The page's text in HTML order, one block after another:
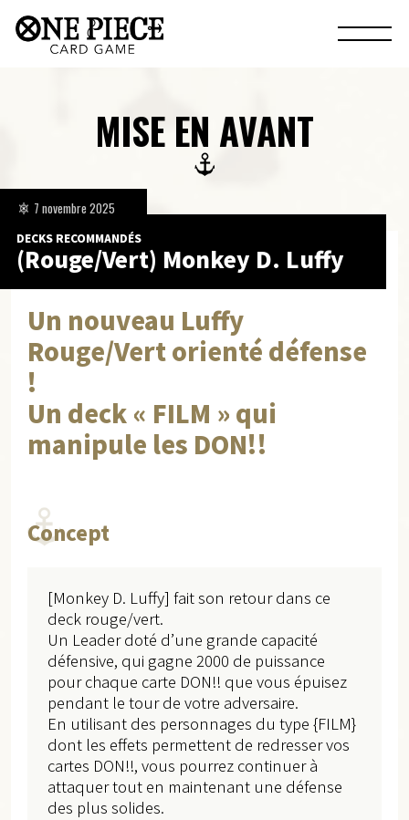
MISE EN AVANT
DECKS RECOMMANDÉS
(Rouge/Vert) Monkey D. Luffy
7 novembre 2025
Un nouveau Luffy
Rouge/Vert orienté défense
!
Un deck « FILM » qui
manipule les DON!!
Concept
[Monkey D. Luffy] fait son retour dans ce
deck rouge/vert.
Un Leader doté d’une grande capacité
défensive, qui gagne 2000 de puissance
pour chaque carte DON!! que vous épuisez
pendant le tour de votre adversaire.
En utilisant des personnages du type {FILM}
dont les effets permettent de redresser vos
cartes DON!!, vous pourrez continuer à
attaquer tout en maintenant une défense
des plus solides.